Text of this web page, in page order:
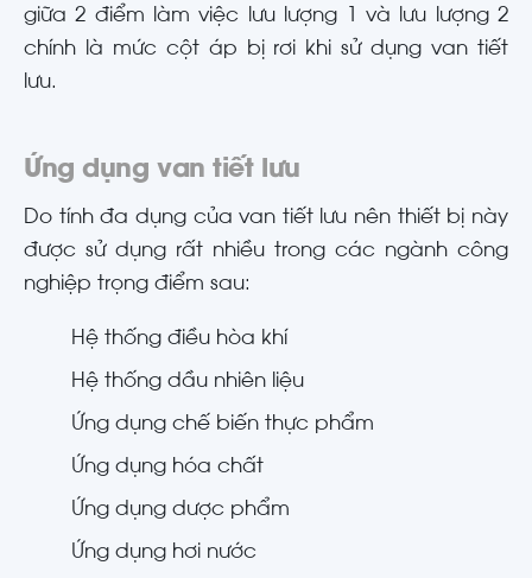
giữa 2 điểm làm việc lưu lượng 1 và lưu lượng 2
chính là mức cột áp bị rơi khi sử dụng van tiết
lưu.
Ứng dụng van tiết lưu
Do tính đa dụng của van tiết lưu nên thiết bị này
được sử dụng rất nhiều trong các ngành công
nghiệp trọng điểm sau:
Hệ thống điều hòa khí
Hệ thống dầu nhiên liệu
Ứng dụng chế biến thực phẩm
Ứng dụng hóa chất
Ứng dụng dược phẩm
Ứng dụng hơi nước